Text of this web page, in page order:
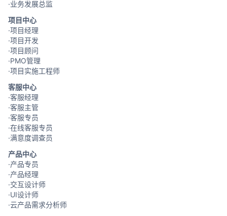
·业务发展总监
项目中心
·项目经理
·项目开发
·项目顾问
·PMO管理
·项目实施工程师
客服中心
·客服经理
·客服主管
·客服专员
·在线客服专员
·满意度调查员
产品中心
·产品专员
·产品经理
·交互设计师
·UI设计师
·云产品需求分析师